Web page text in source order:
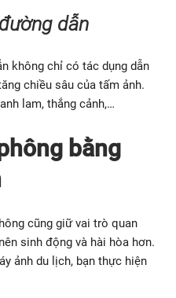
dẫn
không chỉ có tác dụng dẫn
chiều sâu của tấm ảnh.
lam, thắng cảnh,…
bằng
cũng giữ vai trò quan
sinh động và hài hòa hơn.
ảnh du lịch, bạn thực hiện